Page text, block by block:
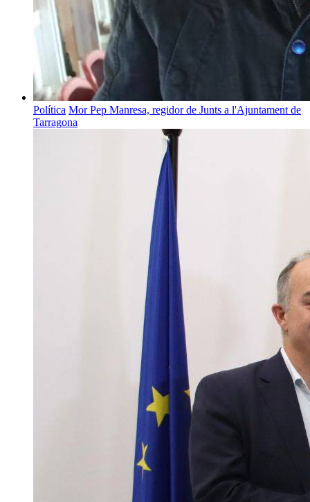
Política Mor Pep Manresa, regidor de Junts a l'Ajuntament de
Tarragona